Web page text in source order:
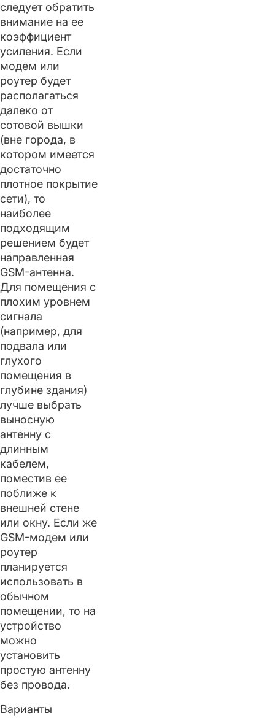
следует обратить
внимание на ее
коэффициент
усиления. Если
модем или
роутер будет
располагаться
далеко от
сотовой вышки
(вне города, в
котором имеется
достаточно
плотное покрытие
сети), то
наиболее
подходящим
решением будет
направленная
GSM-антенна.
Для помещения с
плохим уровнем
сигнала
(например, для
подвала или
глухого
помещения в
глубине здания)
лучше выбрать
выносную
антенну с
длинным
кабелем,
поместив ее
поближе к
внешней стене
или окну. Если же
GSM-модем или
роутер
планируется
использовать в
обычном
помещении, то на
устройство
можно
установить
простую антенну
без провода.
Варианты